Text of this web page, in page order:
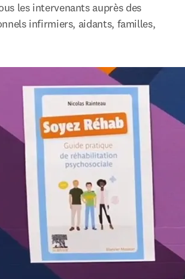
les intervenants auprès des
infirmiers, aidants, familles,